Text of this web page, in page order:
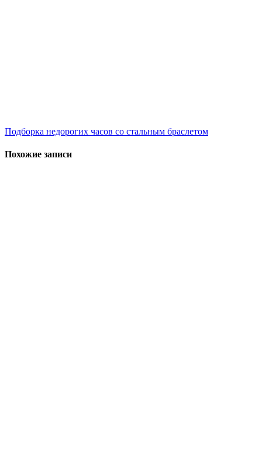
Навигация
по
Подборка недорогих часов со стальным браслетом
Похожие записи